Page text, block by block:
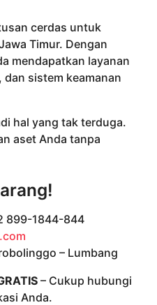
cerdas untuk
Timur. Dengan
mendapatkan layanan
sistem keamanan
hal yang tak terduga.
aset Anda tanpa
899-1844-844
– Lumbang
– Cukup hubungi
Anda.